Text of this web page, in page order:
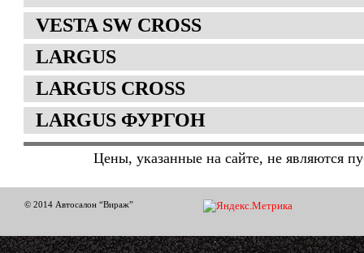
VESTA SW CROSS
LARGUS
LARGUS CROSS
LARGUS ФУРГОН
Цены, указанные на сайте, не являются
© 2014 Автосалон “Вираж”